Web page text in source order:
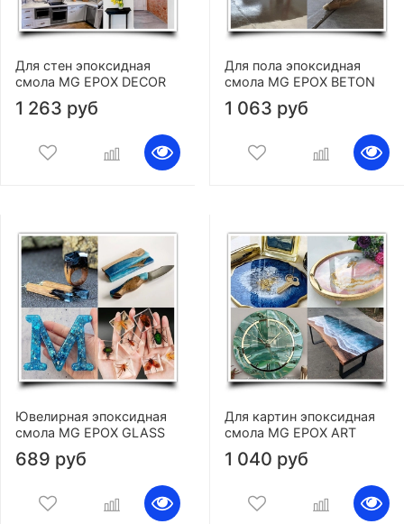
Для стен эпоксидная
смола MG EPOX DECOR
1 263 руб
Для пола эпоксидная
смола MG EPOX BETON
1 063 руб
Ювелирная эпоксидная
смола MG EPOX GLASS
689 руб
Для картин эпоксидная
смола MG EPOX ART
1 040 руб